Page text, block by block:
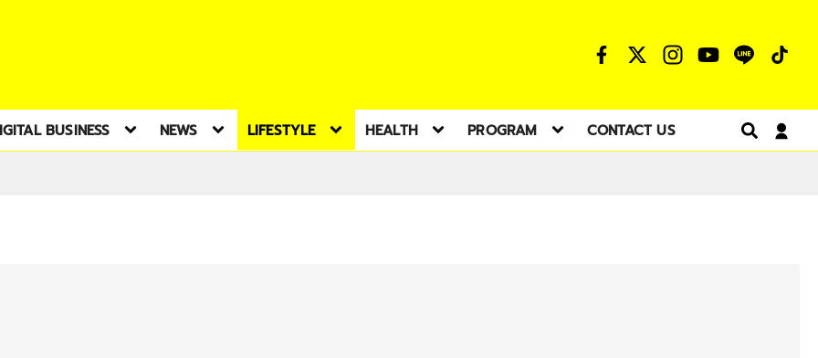
BUSINESS NEWS LIFESTYLE HEALTH PROGRAM CONTACT US